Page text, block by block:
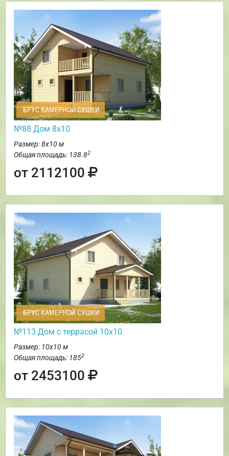
БРУС КАМЕРНОЙ СУШКИ
№88 Дом 8х10
Размер: 8х10 м
Общая площадь: 138.82
от 2112100
БРУС КАМЕРНОЙ СУШКИ
№113 Дом с террасой 10х10
Размер: 10х10 м
Общая площадь: 1852
от 2453100